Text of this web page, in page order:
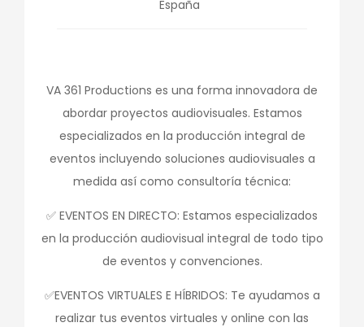
España
VA 361 Productions es una forma innovadora de
abordar proyectos audiovisuales. Estamos
especializados en la producción integral de
eventos incluyendo soluciones audiovisuales a
medida así como consultoría técnica:
✅ EVENTOS EN DIRECTO: Estamos especializados
en la producción audiovisual integral de todo tipo
de eventos y convenciones.
✅EVENTOS VIRTUALES E HÍBRIDOS: Te ayudamos a
realizar tus eventos virtuales y online con las